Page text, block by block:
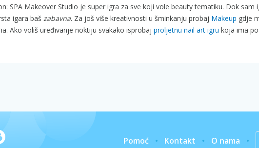
SPA Makeover Studio je super igra za sve koji vole beauty tematiku. Dok sam
igara baš zabavna. Za još više kreativnosti u šminkanju probaj Makeup gdje
Ako voliš uređivanje noktiju svakako isprobaj proljetnu nail art igru koja ima
Pomoć Kontakt O nama